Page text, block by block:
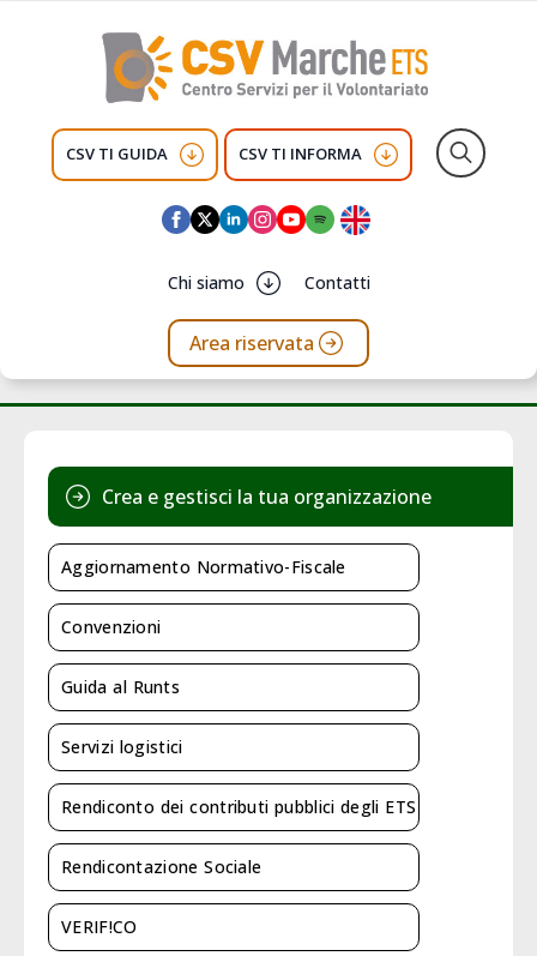
CSV TI GUIDA CSV TI INFORMA
Chi siamo Contatti
Area riservata
Crea e gestisci la tua organizzazione
Aggiornamento Normativo-Fiscale
Convenzioni
Guida al Runts
Servizi logistici
Rendiconto dei contributi pubblici degli ETS
Rendicontazione Sociale
VERIF!CO